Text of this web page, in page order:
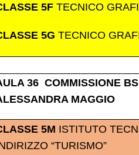
5FTECNICO
5G TECNICO
36 COMMISSIONE
MAGGIO
5M ISTITUTO
“TURISMO”